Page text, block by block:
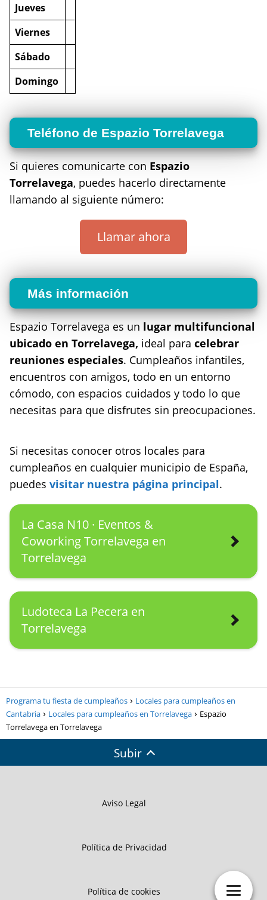
Jueves
Viernes
Sábado
Domingo
Teléfono de Espazio Torrelavega
Si quieres comunicarte con Espazio
Torrelavega, puedes hacerlo directamente
llamando al siguiente número:
Llamar ahora
Más información
Espazio Torrelavega es un lugar multifuncional
ubicado en Torrelavega, ideal para celebrar
reuniones especiales. Cumpleaños infantiles,
encuentros con amigos, todo en un entorno
cómodo, con espacios cuidados y todo lo que
necesitas para que disfrutes sin preocupaciones.
Si necesitas conocer otros locales para
cumpleaños en cualquier municipio de España,
puedes visitar nuestra página principal.
La Casa N10 · Eventos &
Coworking Torrelavega en
Torrelavega
Ludoteca La Pecera en
Torrelavega
Programa tu fiesta de cumpleaños
Locales para cumpleaños en
Cantabria
Locales para cumpleaños en Torrelavega
Espazio
Torrelavega en Torrelavega
Subir
Aviso Legal
Política de Privacidad
Política de cookies